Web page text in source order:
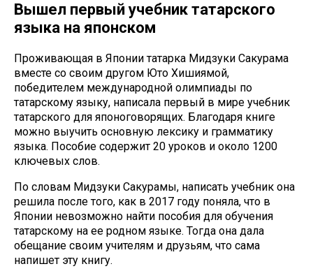
Вышел первый учебник татарского
языка на японском
Проживающая в Японии татарка Мидзуки Сакурама
вместе со своим другом Юто Хишиямой,
победителем международной олимпиады по
татарскому языку, написала первый в мире учебник
татарского для японоговорящих. Благодаря книге
можно выучить основную лексику и грамматику
языка. Пособие содержит 20 уроков и около 1200
ключевых слов.
По словам Мидзуки Сакурамы, написать учебник она
решила после того, как в 2017 году поняла, что в
Японии невозможно найти пособия для обучения
татарскому на ее родном языке. Тогда она дала
обещание своим учителям и друзьям, что сама
напишет эту книгу.